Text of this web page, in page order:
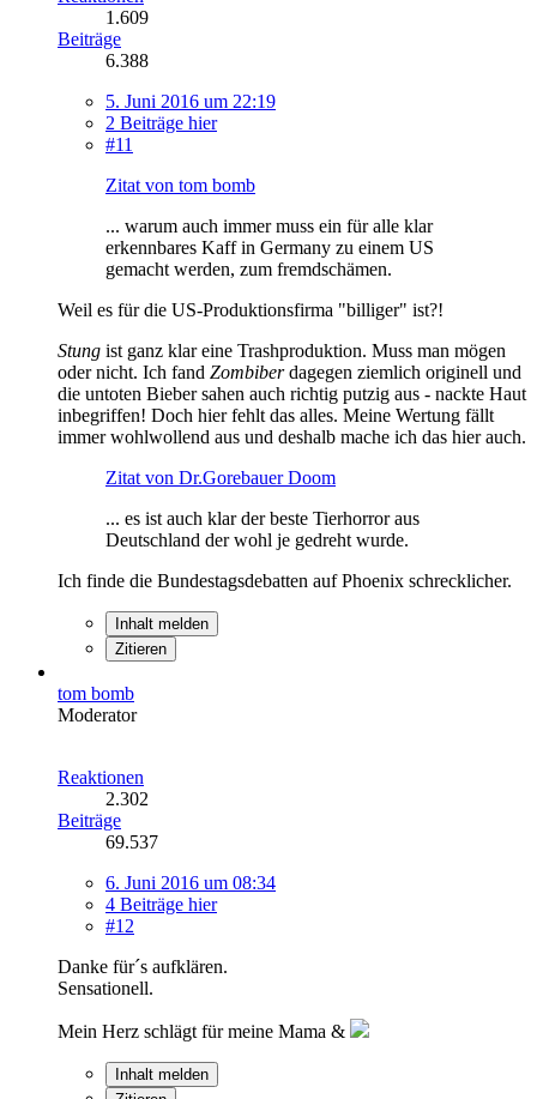
1.609
Beiträge
6.388
5. Juni 2016 um 22:19
2 Beiträge hier
#11
Zitat von tom bomb
... warum auch immer muss ein für alle klar
erkennbares Kaff in Germany zu einem US
gemacht werden, zum fremdschämen.
Weil es für die US-Produktionsfirma "billiger" ist?!
Stung ist ganz klar eine Trashproduktion. Muss man mögen
oder nicht. Ich fand Zombiberdagegen ziemlich originell und
die untoten Bieber sahen auch richtig putzig aus - nackte Haut
inbegriffen! Doch hier fehlt das alles. Meine Wertung fällt
immer wohlwollend aus und deshalb mache ich das hier auch.
Zitat von Dr.Gorebauer Doom
... es ist auch klar der beste Tierhorror aus
Deutschland der wohl je gedreht wurde.
Ich finde die Bundestagsdebatten auf Phoenix schrecklicher.
Inhalt melden
Zitieren
tom bomb
Moderator
Reaktionen
2.302
Beiträge
69.537
6. Juni 2016 um 08:34
4 Beiträge hier
#12
Danke für´s aufklären.
Sensationell.
Mein Herz schlägt für meine Mama &
Inhalt melden